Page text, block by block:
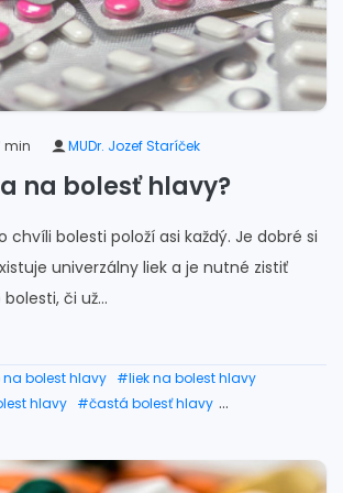
min MUDr. Jozef Staríček
na bolesť hlavy?
chvíli bolesti položí asi každý. Je dobré si
univerzálny liek a je nutné zistiť
či už...
bolest hlavy #liek na bolest hlavy
hlavy #častá bolesť hlavy
hlavy #co na silnu bolest hlavy